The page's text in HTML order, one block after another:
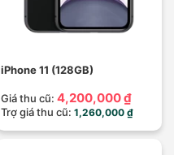
iPhone 11 (128GB)
Giá thu cũ: 4,200,000 ₫
Trợ giá thu cũ: 1,260,000 ₫